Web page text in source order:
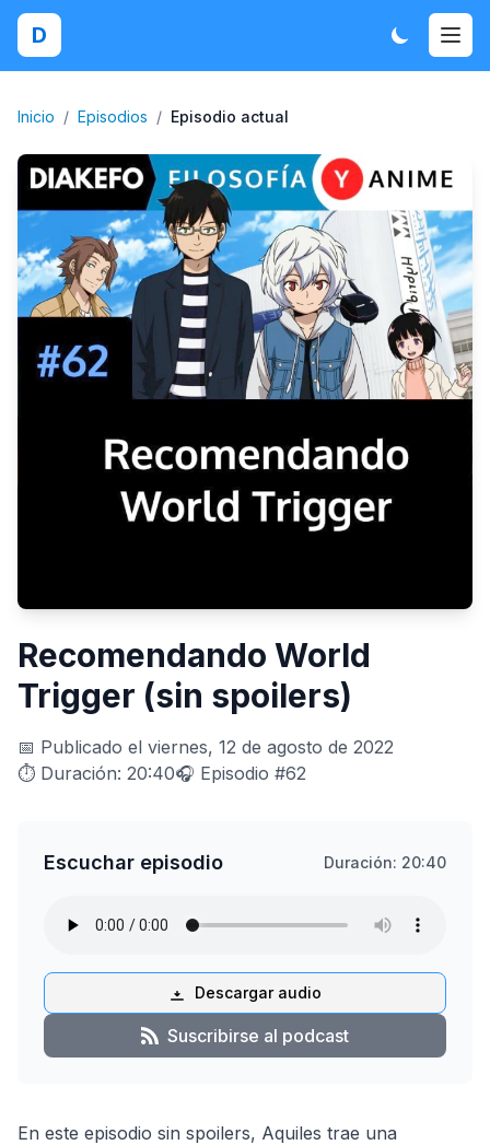
D
Inicio / Episodios / Episodio actual
Recomendando World
Trigger (sin spoilers)
📅 Publicado el viernes, 12 de agosto de 2022
⏱️ Duración: 20:40🎧 Episodio #62
Escuchar episodio Duración: 20:40
Descargar audio
Suscribirse al podcast
En este episodio sin spoilers, Aquiles trae una